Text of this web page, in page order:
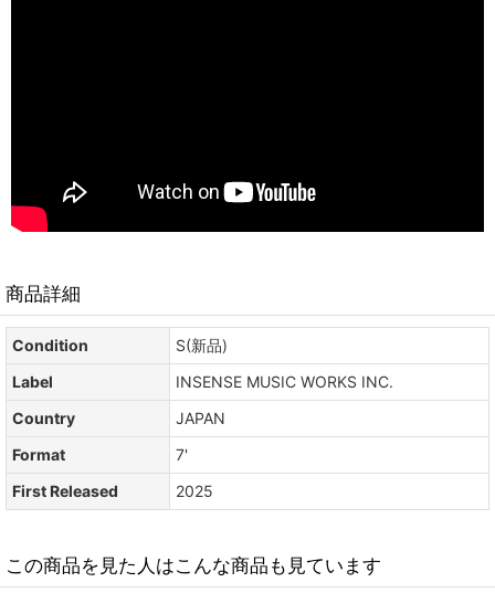
商品詳細
Condition
S(新品)
Label
INSENSE MUSIC WORKS INC.
Country
JAPAN
Format
7'
First Released
2025
この商品を見た人はこんな商品も見ています